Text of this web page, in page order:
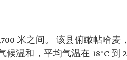
米之间。 该县俯瞰帖哈麦
候温和，平均气温在 18°C 到